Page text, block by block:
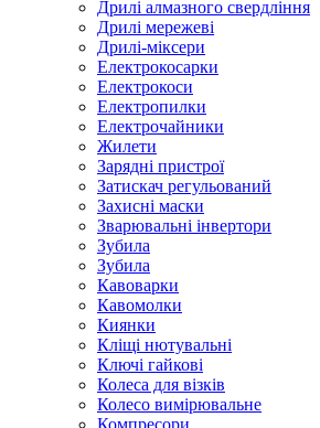
Дрилі алмазного свердління
Дрилі мережеві
Дрилі-міксери
Електрокосарки
Електрокоси
Електропилки
Електрочайники
Жилети
Зарядні пристрої
Затискач регульований
Захисні маски
Зварювальні інвертори
Зубила
Зубила
Кавоварки
Кавомолки
Киянки
Кліщі нютувальні
Ключі гайкові
Колеса для візків
Колесо вимірювальне
Компресори